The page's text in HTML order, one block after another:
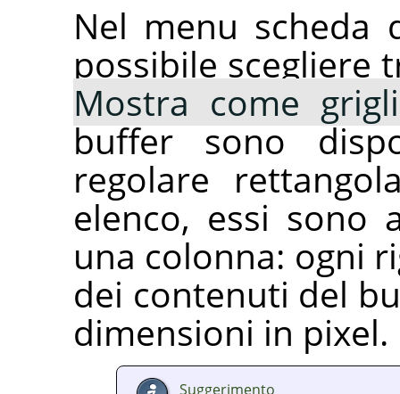
Nel menu
possibile scegliere
Mostra come
buffer sono
regolare
elenco, essi sono
una colonna: ogni
dei contenuti del
dimensioni in pixel.
Suggerimento